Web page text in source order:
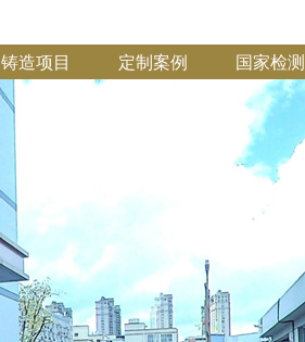
铸造项目 定制案例 国家检测